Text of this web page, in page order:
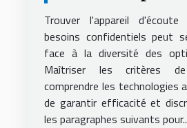
secrets ?
Trouver l'appareil
besoins confidentiels peut
face à la diversité des
Maîtriser les critères
comprendre les technologies
de garantir efficacité et
les paragraphes suivants